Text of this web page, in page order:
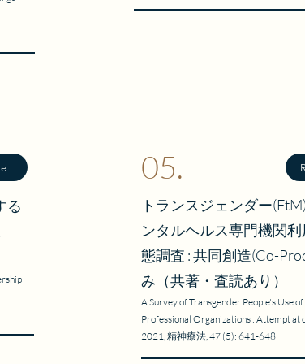
氏（白金高輪カウンセリングルーム）を迎えた鼎
族の物語を紐解いていく。
る
05.
トランスジェンダー
ンタルヘルス専門機関
態調査 : 共同創造(Co-
み（共著・査読あり）
A Survey of Transgender People's Use
Professional Organizations : Attempt at
2021, 精神療法, 47 (5): 641-648